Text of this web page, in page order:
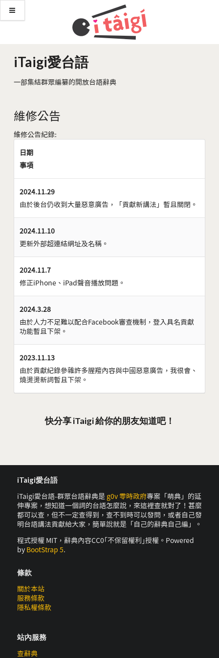
iTaigi愛台語
一部集結群眾編纂的開放台語辭典
維修公告
維修公告紀錄:
日期
事項
2024.11.29
由於後台仍收到大量惡意廣告，「貢獻新講法」暫且關閉。
2024.11.10
更新外部超連結網址及名稱。
2024.11.7
修正iPhone、iPad聲音播放問題。
2024.3.28
由於人力不足難以配合Facebook審查機制，登入具名貢獻
功能暫且下架。
2023.11.13
由於貢獻紀錄參雜許多腥羶內容與中國惡意廣告，我很會、
燒燙燙新詞暫且下架。
快分享 iTaigi 給你的朋友知道吧！
iTaigi愛台語
iTaigi愛台語-群眾台語辭典是 g0v 零時政府專案「萌典」的延
伸專案，想知道一個詞的台語怎麼說，來這裡查就對了！甚麼
都可以查，但不一定查得到，查不到時可以發問，或者自己發
明台語講法貢獻給大家，簡單說就是「自己的辭典自己編」。
程式授權 MIT，辭典內容CC0｢不保留權利｣授權。Powered
by BootStrap 5.
條款
關於本站
服務條款
隱私權條款
站內服務
查辭典